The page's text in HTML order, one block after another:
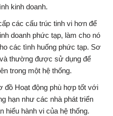
kinh doanh.
các cấu trúc tinh vi hơn để
doanh phức tạp, làm cho nó
các tình huống phức tạp. Sơ
thường được sử dụng để
trong một hệ thống.
đồ Hoạt động phù hợp tốt với
hạn như các nhà phát triển
hiểu hành vi của hệ thống.